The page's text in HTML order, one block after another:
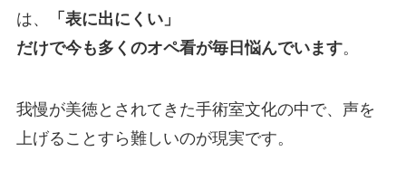
は、
「表に出にくい」
だけで今も多くのオペ看が毎日悩んでいます。
我慢が美徳とされてきた手術室文化の中で、声を
上げることすら難しいのが現実です。